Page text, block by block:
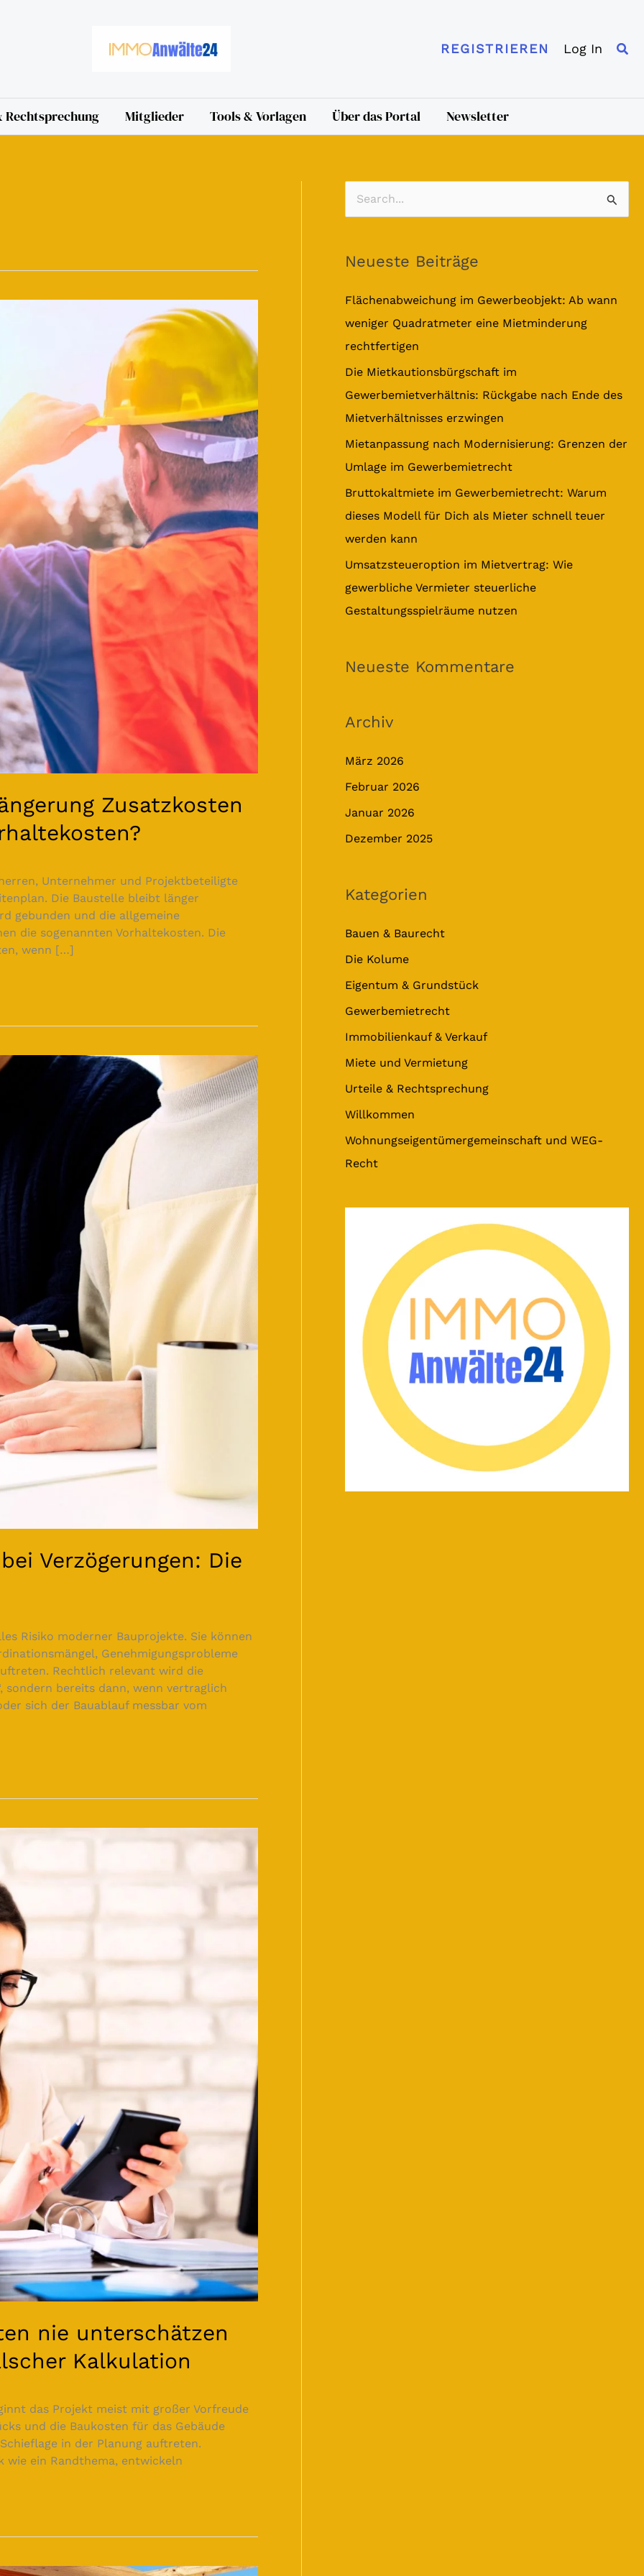
REGISTRIEREN Log In
Rechtsprechung Mitglieder Tools & Vorlagen Über das Portal Newsletter
Zusatzkosten
Unternehmer und Projektbeteiligte
Die Baustelle bleibt länger
gebunden und die allgemeine
die sogenannten Vorhaltekosten. Die
wenn […]
Verzögerungen: Die
Risiko moderner Bauprojekte. Sie können
Genehmigungsprobleme
Rechtlich relevant wird die
sondern bereits dann, wenn vertraglich
sich der Bauablauf messbar vom
nie unterschätzen
Kalkulation
das Projekt meist mit großer Vorfreude
und die Baukosten für das Gebäude
in der Planung auftreten.
wie ein Randthema, entwickeln
h
e
n
Neueste Beiträge
Flächenabweichung im Gewerbeobjekt: Ab wann
weniger Quadratmeter eine Mietminderung
rechtfertigen
Die Mietkautionsbürgschaft im
Gewerbemietverhältnis: Rückgabe nach Ende des
Mietverhältnisses erzwingen
Mietanpassung nach Modernisierung: Grenzen der
Umlage im Gewerbemietrecht
Bruttokaltmiete im Gewerbemietrecht: Warum
dieses Modell für Dich als Mieter schnell teuer
werden kann
Umsatzsteueroption im Mietvertrag: Wie
gewerbliche Vermieter steuerliche
Gestaltungsspielräume nutzen
Neueste Kommentare
Archiv
März 2026
Februar 2026
Januar 2026
Dezember 2025
Kategorien
Bauen & Baurecht
Die Kolume
Eigentum & Grundstück
Gewerbemietrecht
Immobilienkauf & Verkauf
Miete und Vermietung
Urteile & Rechtsprechung
Willkommen
Wohnungseigentümergemeinschaft und WEG-
Recht